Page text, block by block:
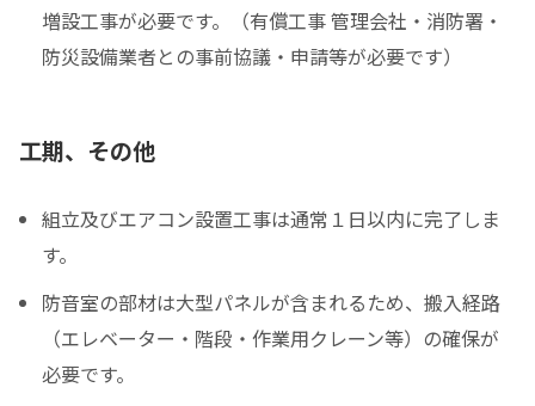
増設工事が必要です。（有償工事 管理会社・消防署・
防災設備業者との事前協議・申請等が必要です）
工期、その他
組立及びエアコン設置工事は通常１日以内に完了しま
す。
防音室の部材は大型パネルが含まれるため、搬入経路
（エレベーター・階段・作業用クレーン等）の確保が
必要です。